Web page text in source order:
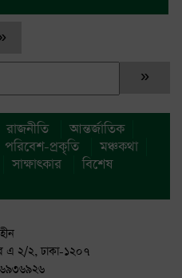
রাজনীতি
আন্তর্জাতিক
পরিবেশ-প্রকৃতি
মঞ্চকথা
সাক্ষাৎকার
বিশেষ
এ ২/২, ঢাকা-১২০৭